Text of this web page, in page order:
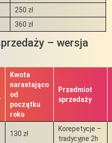
250 zł
360 zł
– wersja
Kwota
narastająco
od
początku
roku
Przedmiot
sprzedaży
130 zł
Korepetycje –
tradycyjne 2h